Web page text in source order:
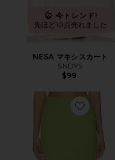
今トレンド!
先ほど10点売れました
NESA マキシスカート
SNDYS
$99
Favorite